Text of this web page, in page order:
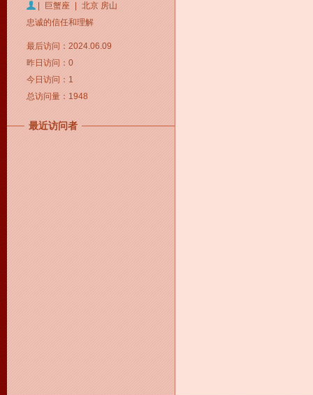
巨蟹座
北京 房山
忠诚的信任和理解
最后访问：2024.06.09
昨日访问：0
今日访问：1
总访问量：1948
最近访问者